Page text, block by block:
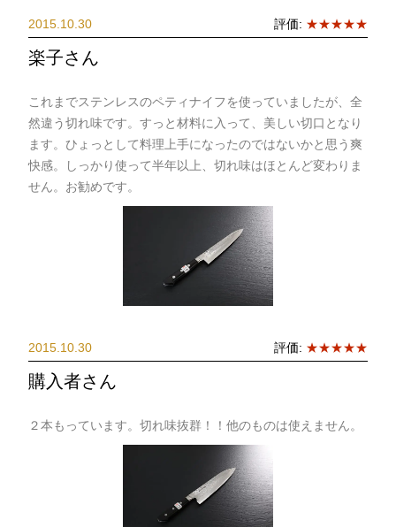
2015.10.30 評価: ★★★★★
楽子さん
これまでステンレスのペティナイフを使っていましたが、全
然違う切れ味です。すっと材料に入って、美しい切口となり
ます。ひょっとして料理上手になったのではないかと思う爽
快感。しっかり使って半年以上、切れ味はほとんど変わりま
せん。お勧めです。
2015.10.30 評価: ★★★★★
購入者さん
２本もっています。切れ味抜群！！他のものは使えません。